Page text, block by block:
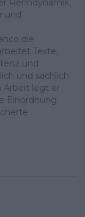
Renndynamik,
und
die
Texte,
und
und sachlich
Arbeit legt er
Einordnung